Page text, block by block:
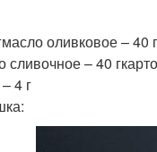
оливковое – 40
сливочное – 40
4 г